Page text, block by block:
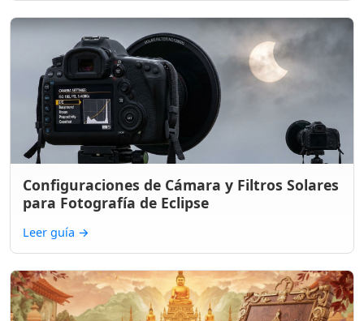
Configuraciones de Cámara y Filtros Solares
para Fotografía de Eclipse
Leer guía →